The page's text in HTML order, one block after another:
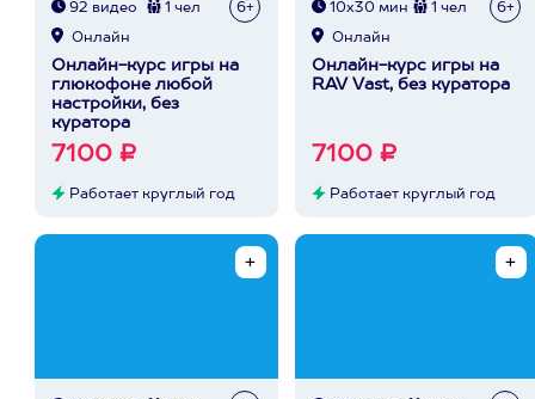
92 видео 1 чел 6+
Онлайн
Онлайн-курс игры на
глюкофоне любой
настройки, без
куратора
7100 ₽
Работает круглый год
10х30 мин 1 чел 6+
Онлайн
Онлайн-курс игры на
RAV Vast, без куратора
7100 ₽
Работает круглый год